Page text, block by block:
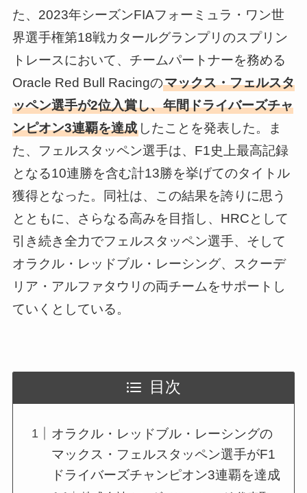
た、2023年シーズンFIAフォーミュラ・ワン世
界選手権第18戦カタールグランプリのスプリン
トレースにおいて、チームパートナーを務める
Oracle Red Bull Racingのマックス・フェルスタ
ッペン選手が2位入賞し、年間ドライバーズチャ
ンピオン3連覇を達成したことを発表した。ま
た、フェルスタッペン選手は、F1史上最高記録
となる10連勝を含む計13勝を挙げてのタイトル
獲得となった。同社は、この結果を誇りに思う
とともに、さらなる高みを目指し、HRCとして
引き続き全力でフェルスタッペン選手、そして
オラクル・レッドブル・レーシング、スクーデ
リア・アルファタウリの両チームをサポートし
ていくとしている。
目次
オラクル・レッドブル・レーシングの
マックス・フェルスタッペン選手がF1
ドライバーズチャンピオン3連覇を達成